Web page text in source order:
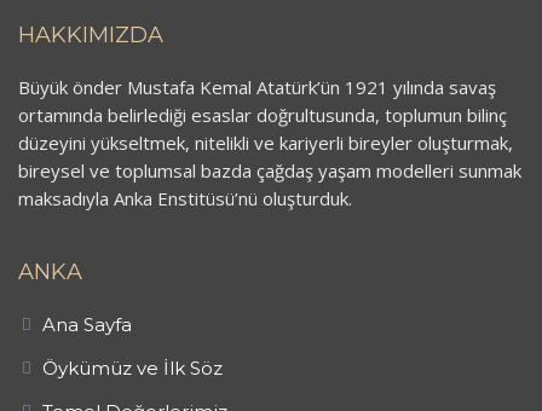
HAKKIMIZDA
Büyük önder Mustafa Kemal Atatürk’ün 1921 yılında savaş
ortamında belirlediği esaslar doğrultusunda, toplumun bilinç
düzeyini yükseltmek, nitelikli ve kariyerli bireyler oluşturmak,
bireysel ve toplumsal bazda çağdaş yaşam modelleri sunmak
maksadıyla Anka Enstitüsü’nü oluşturduk.
ANKA
Ana Sayfa
Öykümüz ve İlk Söz